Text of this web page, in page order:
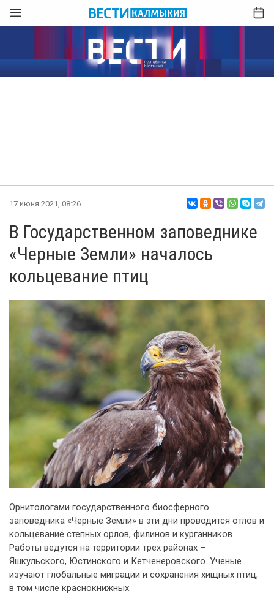
17 июня 2021, 08:26
В Государственном заповеднике
«Черные Земли» началось
кольцевание птиц
Орнитологами государственного биосферного
заповедника «Черные Земли» в эти дни проводится отлов и
кольцевание степных орлов, филинов и курганников.
Работы ведутся на территории трех районах –
Яшкульского, Юстинского и Кетченеровского. Ученые
изучают глобальные миграции и сохранения хищных птиц,
в том числе краснокнижных.